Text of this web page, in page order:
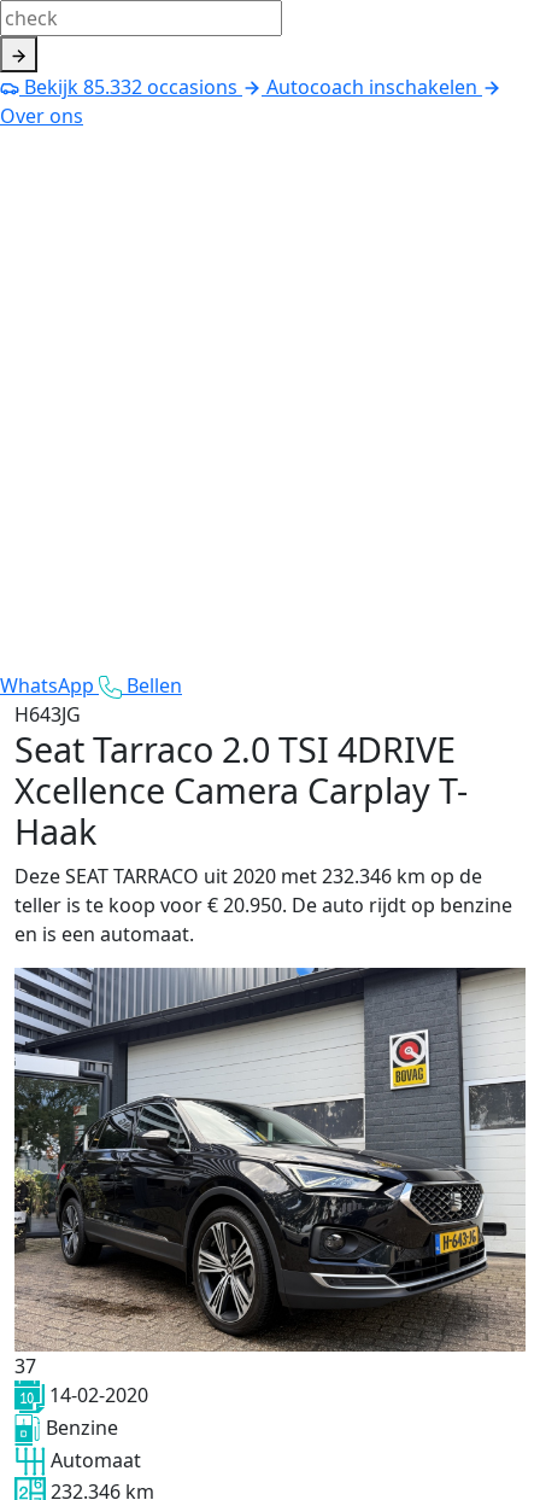
Bekijk85.332occasions
Autocoach inschakelen
Over ons
WhatsApp
Bellen
H643JG
Seat Tarraco 2.0 TSI 4DRIVE
Xcellence Camera Carplay T-
Haak
Deze SEAT TARRACO uit 2020 met 232.346 km op de
teller is te koop voor € 20.950. De auto rijdt op benzine
en is een automaat.
37
14-02-2020
Benzine
Automaat
232.346 km